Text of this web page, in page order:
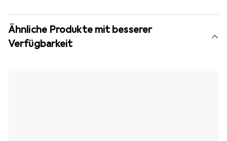
Ähnliche Produkte mit besserer
Verfügbarkeit